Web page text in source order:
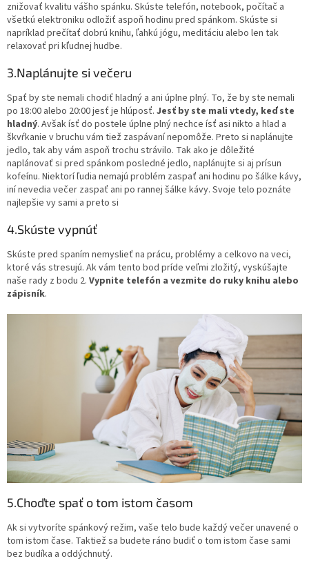
znižovať kvalitu vášho spánku. Skúste telefón, notebook, počítač a
všetkú elektroniku odložiť aspoň hodinu pred spánkom. Skúste si
napríklad prečítať dobrú knihu, ľahkú jógu, meditáciu alebo len tak
relaxovať pri kľudnej hudbe.
3.Naplánujte si večeru
Spať by ste nemali chodiť hladný a ani úplne plný. To, že by ste nemali
po 18:00 alebo 20:00 jesť je hlúposť. Jesť by ste mali vtedy, keď ste
hladný. Avšak ísť do postele úplne plný nechce ísť asi nikto a hlad a
škvŕkanie v bruchu vám tiež zaspávaní nepomôže. Preto si naplánujte
jedlo, tak aby vám aspoň trochu strávilo. Tak ako je dôležité
naplánovať si pred spánkom posledné jedlo, naplánujte si aj prísun
kofeínu. Niektorí ľudia nemajú problém zaspať ani hodinu po šálke kávy,
iní nevedia večer zaspať ani po rannej šálke kávy. Svoje telo poznáte
najlepšie vy sami a preto si
4.Skúste vypnúť
Skúste pred spaním nemyslieť na prácu, problémy a celkovo na veci,
ktoré vás stresujú. Ak vám tento bod príde veľmi zložitý, vyskúšajte
naše rady z bodu 2. Vypnite telefón a vezmite do ruky knihu alebo
zápisník.
5.Choďte spať o tom istom časom
Ak si vytvoríte spánkový režim, vaše telo bude každý večer unavené o
tom istom čase. Taktiež sa budete ráno budiť o tom istom čase sami
bez budíka a oddýchnutý.